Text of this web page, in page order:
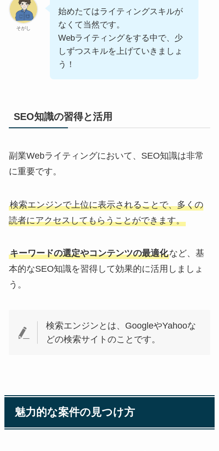
そがし
始めたてはライティングスキルが
なくて当然です。
Webライティングをする中で、少
しずつスキルを上げていきましょ
う！
SEO知識の習得と活用
副業Webライティングにおいて、SEO知識は非常
に重要です。
検索エンジンで上位に表示されることで、多くの
読者にアクセスしてもらうことができます。
キーワードの選定やコンテンツの最適化など、基
本的なSEO知識を習得して効果的に活用しましょ
う。
検索エンジンとは、GoogleやYahooな
どの検索サイトのことです。
魅力的な案件の見つけ方